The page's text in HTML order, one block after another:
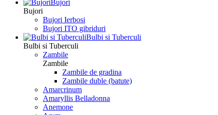
Bujori
Bujori
Bujori Ierbosi
Bujori ITO gibriduri
Bulbi si Tuberculi
Bulbi si Tuberculi
Zambile
Zambile
Zambile de gradina
Zambile duble (batute)
Amarcrinum
Amaryllis Belladonna
Anemone